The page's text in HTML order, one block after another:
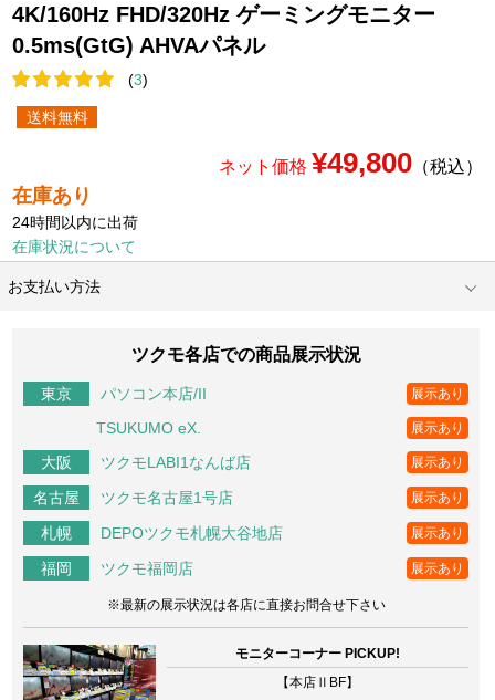
4K/160Hz FHD/320Hz ゲーミングモニター
0.5ms(GtG) AHVAパネル
(3)
送料無料
ネット価格 ¥49,800（税込）
在庫あり
24時間以内に出荷
在庫状況について
お支払い方法
ツクモ各店での商品展示状況
東京 パソコン本店/II 展示あり
TSUKUMO eX. 展示あり
大阪 ツクモLABI1なんば店 展示あり
名古屋 ツクモ名古屋1号店 展示あり
札幌 DEPOツクモ札幌大谷地店 展示あり
福岡 ツクモ福岡店 展示あり
※最新の展示状況は各店に直接お問合せ下さい
モニターコーナー PICKUP!
【本店ⅡBF】